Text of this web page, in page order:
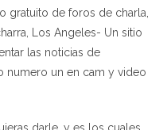
gratuito de foros de charla,
Los Angeles- Un sitio
las noticias de
numero un en cam y video